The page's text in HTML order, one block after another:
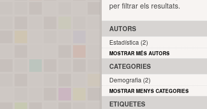
per filtrar els resultats.
AUTORS
Estadística (2)
MOSTRAR MÉS AUTORS
CATEGORIES
Demografia (2)
MOSTRAR MENYS CATEGORIES
ETIQUETES